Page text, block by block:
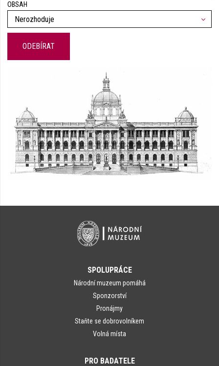
OBSAH
Nerozhoduje
ODEBÍRAT
SPOLUPRÁCE
Národní muzeum pomáhá
Sponzorství
Pronájmy
Staňte se dobrovolníkem
Volná místa
PRO BADATELE